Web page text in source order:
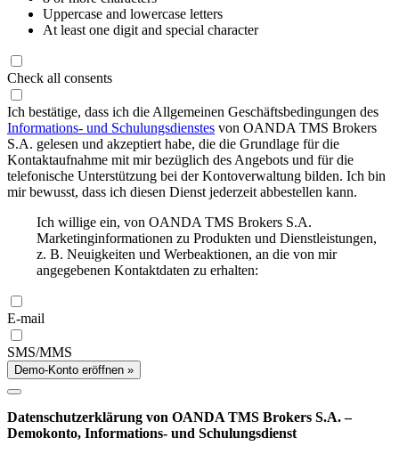
Uppercase and lowercase letters
At least one digit and special character
Check all consents
Ich bestätige, dass ich die Allgemeinen Geschäftsbedingungen des
Informations- und Schulungsdienstes von OANDA TMS Brokers
S.A. gelesen und akzeptiert habe, die die Grundlage für die
Kontaktaufnahme mit mir bezüglich des Angebots und für die
telefonische Unterstützung bei der Kontoverwaltung bilden. Ich bin
mir bewusst, dass ich diesen Dienst jederzeit abbestellen kann.
Ich willige ein, von OANDA TMS Brokers S.A.
Marketinginformationen zu Produkten und Dienstleistungen,
z. B. Neuigkeiten und Werbeaktionen, an die von mir
angegebenen Kontaktdaten zu erhalten:
E-mail
SMS/MMS
Demo-Konto eröffnen »
Datenschutzerklärung von OANDA TMS Brokers S.A. –
Demokonto, Informations- und Schulungsdienst